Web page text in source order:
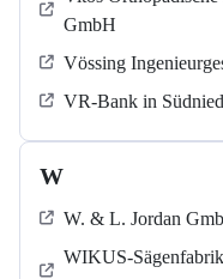
GmbH
Vössing
VR-Bank in
W
W. & L. Jordan
WIKUS-